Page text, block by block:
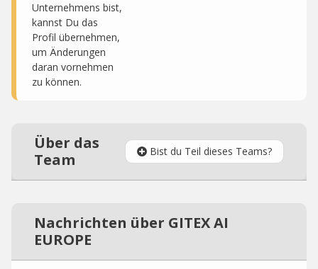
Unternehmens bist,
kannst Du das
Profil übernehmen,
um Änderungen
daran vornehmen
zu können.
Über das
Team
Bist du Teil dieses Teams?
Nachrichten über GITEX AI
EUROPE